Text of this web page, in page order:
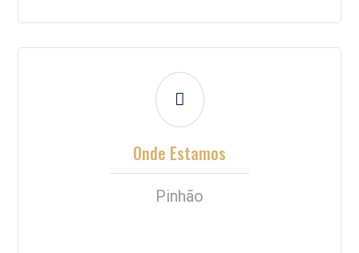

Onde Estamos
Pinhão